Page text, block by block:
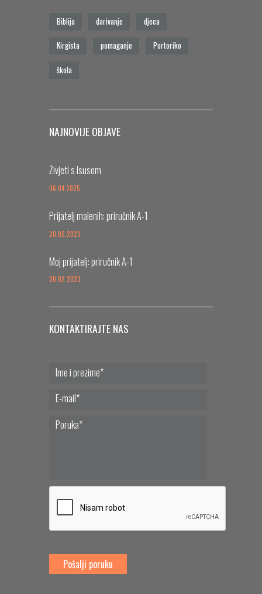
Biblija darivanje djeca
Kirgista pomaganje Portoriko
škola
NAJNOVIJE OBJAVE
Živjeti s Isusom
06.04.2025
Prijatelj malenih: priručnik A-1
20.02.2023
Moj prijatelj: priručnik A-1
20.02.2023
KONTAKTIRAJTE NAS